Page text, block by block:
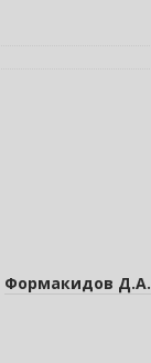
Формакидов Д.А.